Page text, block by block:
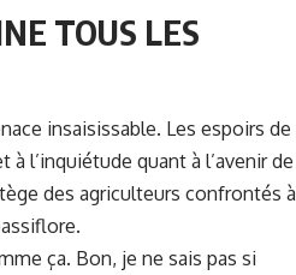
TOUS LES
insaisissable. Les espoirs de
l’inquiétude quant à l’avenir de
des agriculteurs confrontés à
ça. Bon, je ne sais pas si